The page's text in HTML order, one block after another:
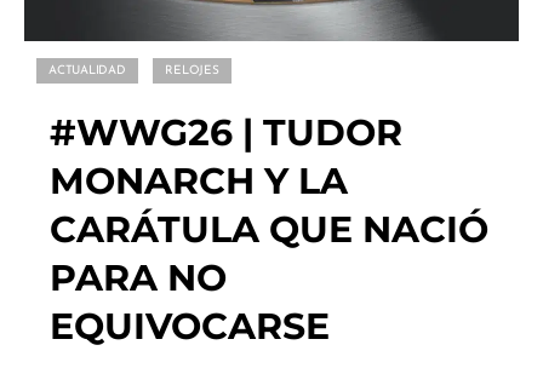
ACTUALIDAD RELOJES
#WWG26 | TUDOR
MONARCH Y LA
CARÁTULA QUE NACIÓ
PARA NO
EQUIVOCARSE